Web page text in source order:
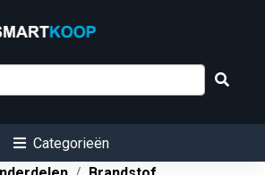
Categorieën